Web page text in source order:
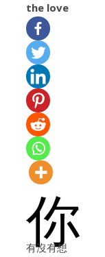
the love
你
有沒有想